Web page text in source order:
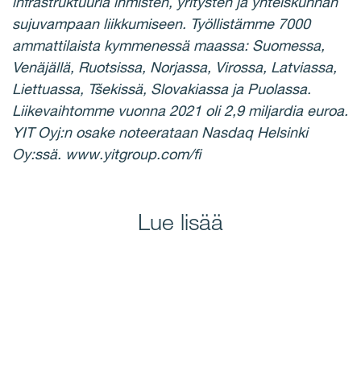
sujuvampaan liikkumiseen. Työllistämme 7000
ammattilaista kymmenessä maassa: Suomessa,
Venäjällä, Ruotsissa, Norjassa, Virossa, Latviassa,
Liettuassa, Tšekissä, Slovakiassa ja Puolassa.
Liikevaihtomme vuonna 2021 oli 2,9 miljardia euroa.
YIT Oyj:n osake noteerataan Nasdaq Helsinki
Oy:ssä. www.yitgroup.com/fi
Lue lisää